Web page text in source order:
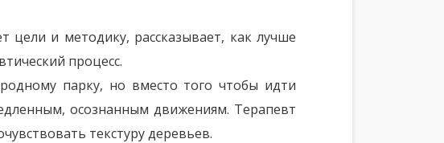
цели и методику, рассказывает, как лучше
процесс.
парку, но вместо того чтобы идти
осознанным движениям. Терапевт
текстуру деревьев.